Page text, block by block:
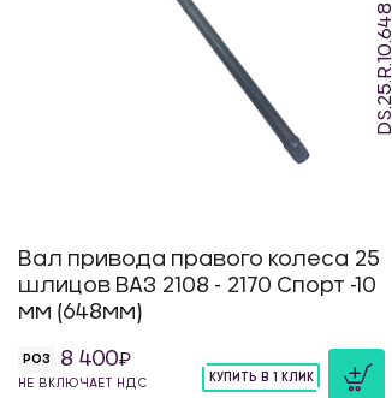
DS.25.R.10.648
Вал привода правого колеса 25
шлицов ВАЗ 2108 - 2170 Спорт -10
мм (648мм)
РОЗ 8 400
НЕ ВКЛЮЧАЕТ НДС КУПИТЬ В 1 КЛИК